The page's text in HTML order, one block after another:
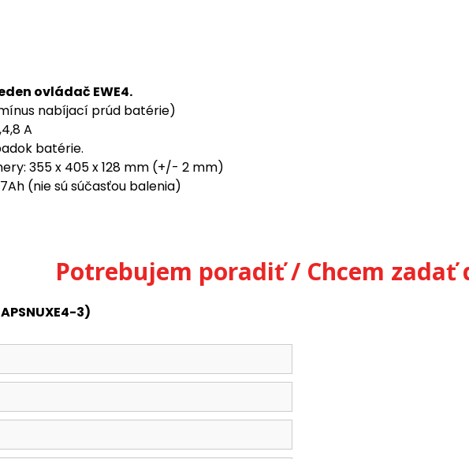
ovládač EWE4.
nabíjací prúd batérie)
A
batérie.
355 x 405 x 128 mm (+/- 2 mm)
(nie sú súčasťou balenia)
Potrebujem poradiť / Chcem zadať
3)